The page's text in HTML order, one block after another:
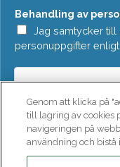
d
e
*
Behandling av
Jag samtycker till
personuppgifter enligt
Genom att klicka på
till lagring av cookies
navigeringen på
användning och bistå